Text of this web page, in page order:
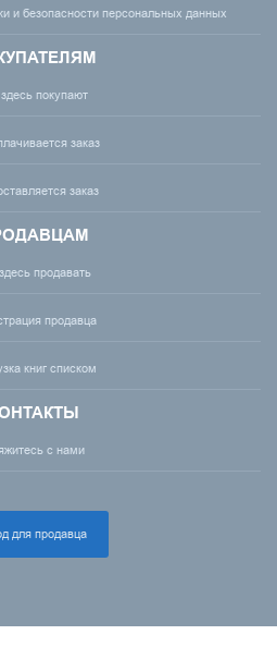
и безопасности персональных данных
здесь покупают
заказ
заказ
продавать
продавца
книг списком
с нами
для продавца